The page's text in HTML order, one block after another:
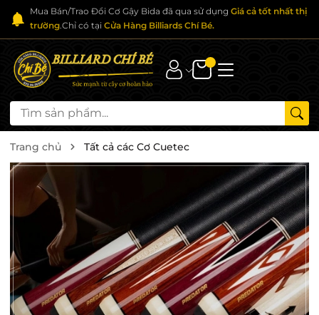
Mua Bán/Trao Đổi Cơ Gậy Bida đã qua sử dụng Giá cả tốt nhất thị
trường.Chỉ có tại Cửa Hàng Billiards Chí Bé.
Trang chủ Tất cả các Cơ Cuetec